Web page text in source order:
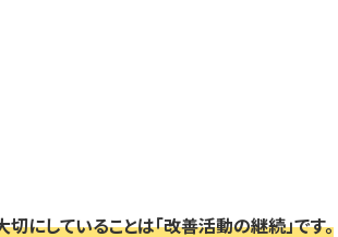
にしていることは「改善活動の継続」です。